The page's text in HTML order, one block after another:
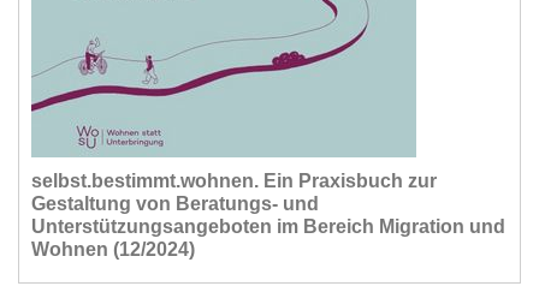
selbst.bestimmt.wohnen. Ein Praxisbuch zur
Gestaltung von Beratungs- und
Unterstützungsangeboten im Bereich Migration und
Wohnen (12/2024)